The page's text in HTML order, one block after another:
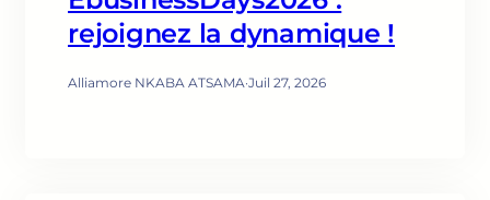
rejoignez la dynamique !
Alliamore NKABA ATSAMA·Juil 27, 2026